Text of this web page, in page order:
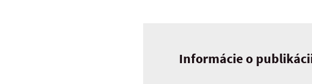
Informácie o